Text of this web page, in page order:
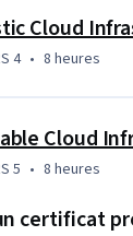
labs
temas como
4, 8 heures
4 • 8 heures
5 8 heures
5 • 8 heures
certificat